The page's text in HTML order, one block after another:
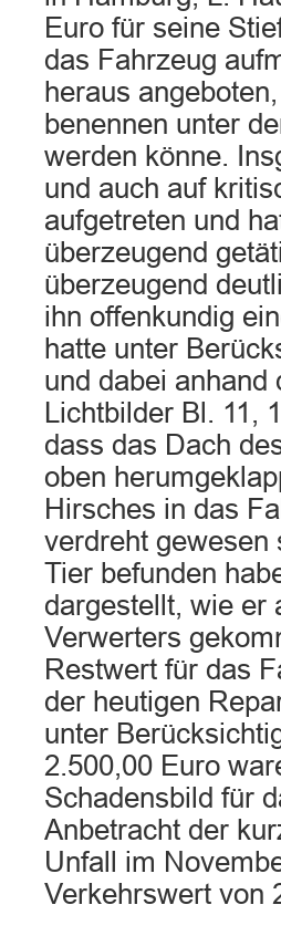
Euro für seine
das Fahrzeug
heraus
benennen unter
werden könne.
und auch auf
aufgetreten und
überzeugend
überzeugend
ihn offenkundig
hatte unter
und dabei
Lichtbilder Bl. 11,
dass das Dach
oben
Hirsches in das
verdreht gewesen
Tier befunden
dargestellt, wie er
Verwerters
Restwert für das
der heutigen
unter
2.500,00 Euro
Schadensbild für
Anbetracht der
Unfall im
Verkehrswert von